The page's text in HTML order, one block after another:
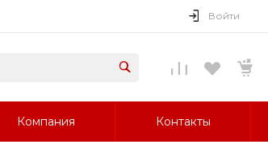
Войти
Компания Контакты